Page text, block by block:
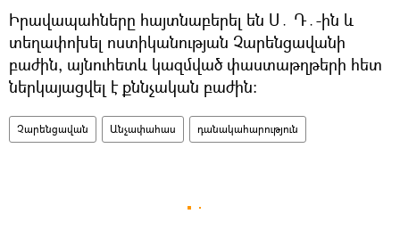
Իրավապահները հայտնաբերել են Ս․ Դ․-ին և
տեղափոխել ոստիկանության Չարենցավանի
բաժին, այնուհետև կազմված փաստաթղթերի հետ
ներկայացվել է քննչական բաժին։
Չարենցավան Անչափահաս դանակահարություն